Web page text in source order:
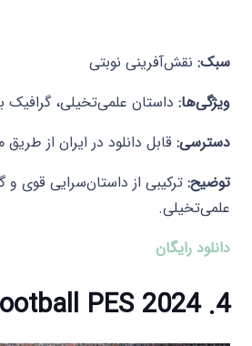
سبک: نقش‌آفرینی نوبتی
ویژگی‌ها: داستان علمی‌تخیلی، گرافیک
دسترسی: قابل دانلود در ایران از طریق
توضیح: ترکیبی از داستان‌سرایی قوی
علمی‌تخیلی.​
دانلود رایگان
4. eFootball PES 2024